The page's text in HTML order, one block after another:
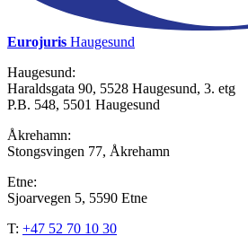
Eurojuris Haugesund
Haugesund:
Haraldsgata 90, 5528 Haugesund, 3. etg
P.B. 548, 5501 Haugesund
Åkrehamn:
Stongsvingen 77, Åkrehamn
Etne:
Sjoarvegen 5, 5590 Etne
T: +47 52 70 10 30